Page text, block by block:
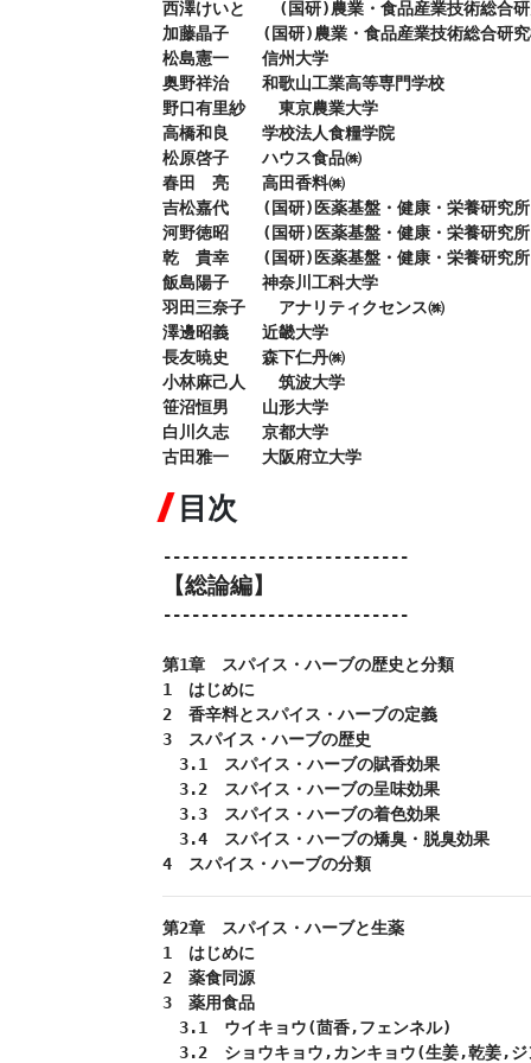
西澤けいと　　(国研)農業・食品産業技術総合
加藤晶子　　(国研)農業・食品産業技術総合研
松島憲一　　信州大学
奥野祥治　　和歌山工業高等専門学校
野口有里紗　　東京農業大学
高橋和良　　学校法人食糧学院
松原啓子　　ハウス食品㈱
春田　亮　　高田香料㈱
吉松嘉代　　(国研)医薬基盤・健康・栄養研究所
河野徳昭　　(国研)医薬基盤・健康・栄養研究所
乾　貴幸　　(国研)医薬基盤・健康・栄養研究所
飯島陽子　　神奈川工科大学
羽田三奈子　　アナリティクセンス㈱
澤邊昭義　　近畿大学
長友暁史　　森下仁丹㈱
小林麻己人　　筑波大学
笹沼恒男　　山形大学
白川久志　　京都大学
古田雅一　　大阪府立大学
目次
【総論編】
--------------------------
第1章　スパイス・ハーブの歴史と分類
1　はじめに
2　香辛料とスパイス・ハーブの定義
3　スパイス・ハーブの歴史
3.1　スパイス・ハーブの賦香効果
3.2　スパイス・ハーブの呈味効果
3.3　スパイス・ハーブの着色効果
3.4　スパイス・ハーブの矯臭・脱臭効果
4　スパイス・ハーブの分類
第2章　スパイス・ハーブと生薬
1　はじめに
2　薬食同源
3　薬用食品
3.1　ウイキョウ(茴香,フェンネル)
3.2　ショウキョウ,カンキョウ(生姜,乾姜,ジ